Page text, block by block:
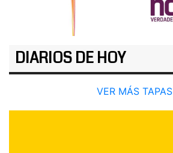
DIARIOS DE HOY
VER MÁS TAPAS